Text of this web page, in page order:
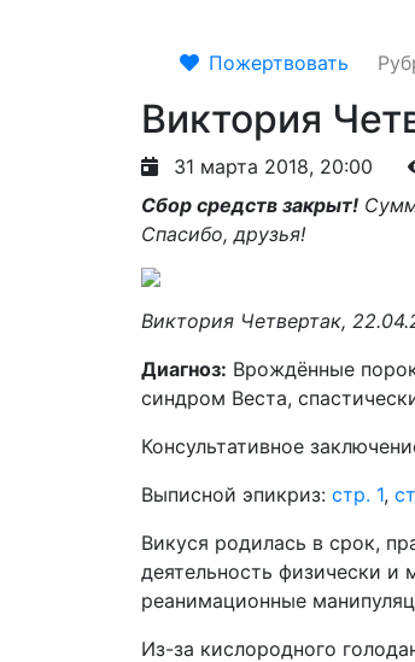
Пожертвовать
Виктория
31 марта 2018, 20:00
Сбор средств закрыт!
Спасибо, друзья!
Виктория Четвертак,
Диагноз: Врождённые
синдром Веста,
Консультативное
Выписной эпикриз: стр. 1,
Викуся родилась в срок,
деятельность физически и
реанимационные
Из-за кислородного